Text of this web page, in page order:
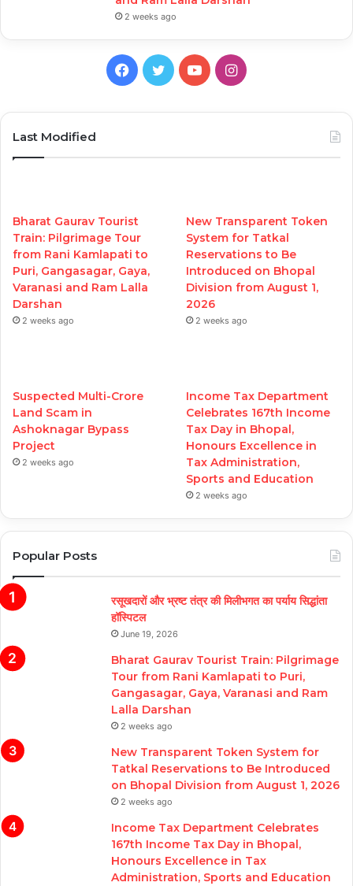
2 weeks ago
Facebook
TwitterYouTubeInstagram
Last Modified
Bharat Gaurav Tourist
Train: Pilgrimage Tour
from Rani Kamlapati to
Puri, Gangasagar, Gaya,
Varanasi and Ram Lalla
Darshan
2 weeks ago
New Transparent Token
System for Tatkal
Reservations to Be
Introduced on Bhopal
Division from August 1,
2026
2 weeks ago
Suspected Multi-Crore
Land Scam in
Ashoknagar Bypass
Project
2 weeks ago
Income Tax Department
Celebrates 167th Income
Tax Day in Bhopal,
Honours Excellence in
Tax Administration,
Sports and Education
2 weeks ago
Popular Posts
रसूखदारों और भ्रष्ट तंत्र की मिलीभगत का पर्याय सिद्धांता
हॉस्पिटल
June 19, 2026
Bharat Gaurav Tourist Train: Pilgrimage
Tour from Rani Kamlapati to Puri,
Gangasagar, Gaya, Varanasi and Ram
Lalla Darshan
2 weeks ago
New Transparent Token System for
Tatkal Reservations to Be Introduced
on Bhopal Division from August 1, 2026
2 weeks ago
Income Tax Department Celebrates
167th Income Tax Day in Bhopal,
Honours Excellence in Tax
Administration, Sports and Education